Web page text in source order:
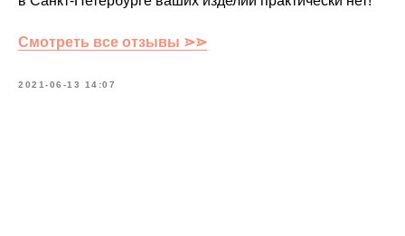
Смотреть все отзывы ⋗⋗
2021-06-13 14:07